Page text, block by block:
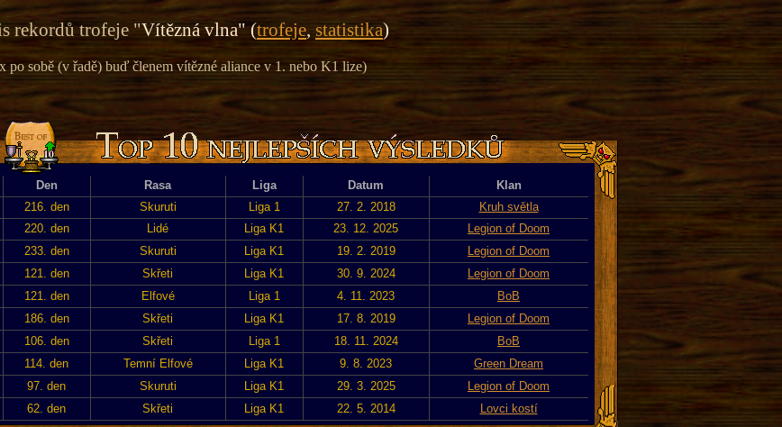
rekordů trofeje "Vítězná vlna" (trofeje, statistika)
po sobě (v řadě) buď členem vítězné aliance v 1. nebo K1 lize)
Den Rasa Liga Datum
Klan
216. den Skuruti Liga 1 27. 2. 2018
Kruh světla
220. den Lidé Liga K1 23. 12. 2025
Legion of Doom
233. den Skuruti Liga K1 19. 2. 2019
Legion of Doom
121. den Skřeti Liga K1 30. 9. 2024
Legion of Doom
121. den Elfové Liga 1 4. 11. 2023
BoB
186. den Skřeti Liga K1 17. 8. 2019
Legion of Doom
106. den Skřeti Liga 1 18. 11. 2024
BoB
114. den Temní Elfové Liga K1 9. 8. 2023
Green Dream
97. den Skuruti Liga K1 29. 3. 2025
Legion of Doom
62. den Skřeti Liga K1 22. 5. 2014 Lovci kostí